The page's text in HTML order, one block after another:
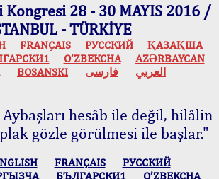
28 - 30 MAYIS 2016 /
- TÜRKİYE
FRANÇAIS РУССКИЙ
ҚАЗАҚША
O’ZBEKCHA
AZӘRBAYCAN
BOSANSKI العربي فارسی
hesâb ile değil, hilâlin
gözle görülmesi ile başlar."
FRANÇAIS
РУССКИЙ
БЪЛГАРСКИ1 O’ZBEKCHA